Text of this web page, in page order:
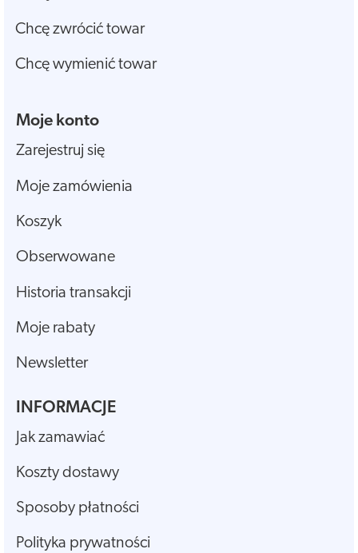
Chcę zwrócić towar
Chcę wymienić towar
Moje konto
Zarejestruj się
Moje zamówienia
Koszyk
Obserwowane
Historia transakcji
Moje rabaty
Newsletter
INFORMACJE
Jak zamawiać
Koszty dostawy
Sposoby płatności
Polityka prywatności